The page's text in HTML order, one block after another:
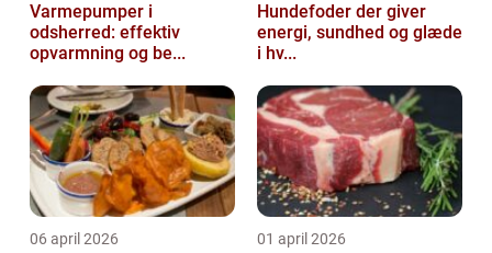
Varmepumper i
odsherred: effektiv
opvarmning og be...
Hundefoder der giver
energi, sundhed og glæde
i hv...
06 april 2026 01 april 2026